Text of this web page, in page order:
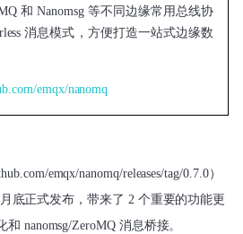
和 Nanomsg 等不同边缘常用总线协
消息模式，方便打造一站式边缘数
emqx/nanomq
emqx/nanomq/releases/tag/0.7.0）
底正式发布 ，带来了 2 个重要的功能更
和 nanomsg/ZeroMQ 消息桥接。